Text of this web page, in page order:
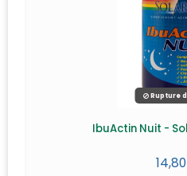
Rupture
IbuActin Nuit -